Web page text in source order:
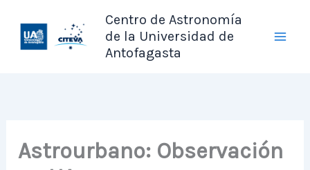
contenido
Centro de Astronomía
de la Universidad de
Antofagasta
Astrourbano: Observación